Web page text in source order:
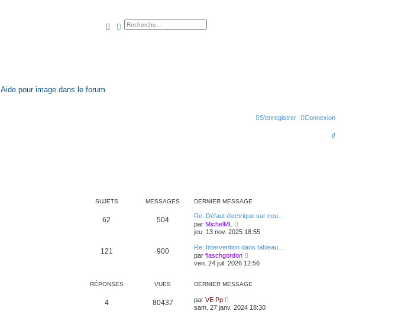
Rechercher
Recherche avancée
Aide pour image dans le forum
Connexion
S’enregistrer
R
SUJETS MESSAGES DERNIER MESSAGE
62 504
Re: Défaut électrique sur cou…
par MichelML
o
i
l
e
d
n
r
jeu. 13 nov. 2025 18:55
121 900
Re: Intervention dans tableau…
par flaschgordon
o
i
l
r
ven. 24 juil. 2026 12:56
RÉPONSES VUES DERNIER MESSAGE
4 80437 par VE Pp
sam. 27 janv. 2024 18:30